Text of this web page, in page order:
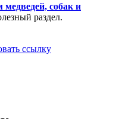
собак и
раздел.
ссылку